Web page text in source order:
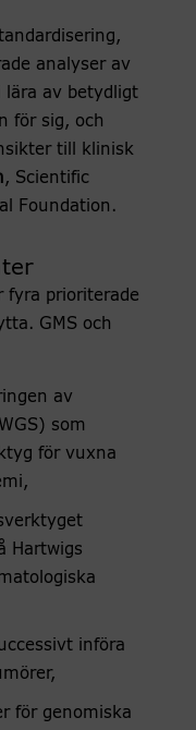
analyser av
lära av betydligt
för sig, och
till klinisk
, Scientific
Foundation.
fyra prioriterade
GMS och
av
som
för vuxna
Hartwigs
införa
för genomiska